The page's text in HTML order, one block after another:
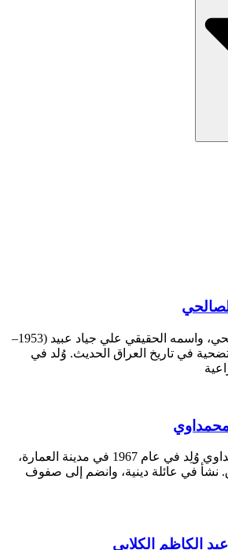
الشهيد أبو تحسين الصالحي، واسمه الحقيقي علي جياد عبيد (1953–
التضحية في تاريخ العراق الحديث. وُلد في
الشهيد أبو منتظر المحمداوي وُلِد في عام 1967 في مدينة العمارة،
نشأ في عائلة دينية، وانضم إلى صفوف
الكاظم الكلابي